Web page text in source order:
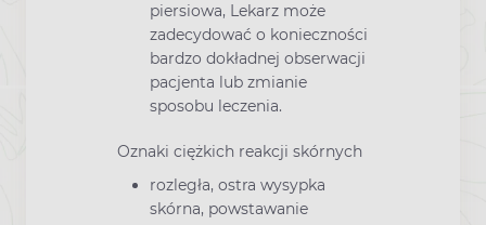
piersiowa, Lekarz może
zadecydować o konieczności
bardzo dokładnej obserwacji
pacjenta lub zmianie
sposobu leczenia.
Oznaki ciężkich reakcji skórnych
rozległa, ostra wysypka
skórna, powstawanie